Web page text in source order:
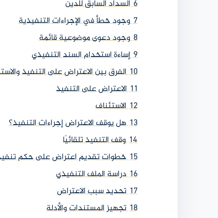
6 السداد السابق للدين
7 وجود خطأ في الإجراءات التنفيذية
8 وجود دعوى موضوعية قائمة
9 إساءة استخدام السند التنفيذي
10 الفرق بين الاعتراض على التنفيذ
11 الاعتراض على التنفيذ
12 الاستئناف
13 هل يوقف الاعتراض إجراءات التنفيذ؟
14 وقف التنفيذ تلقائيًا
15 خطوات تقديم اعتراض على حكم
16 دراسة الملف التنفيذي
17 تحديد سبب الاعتراض
18 تجهيز المستندات والأدلة